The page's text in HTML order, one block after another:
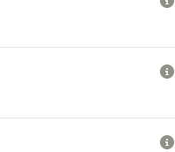

